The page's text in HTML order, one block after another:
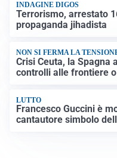
INDAGINE DIGOS
Terrorismo, arrestato
propaganda jihadista
NON SI FERMA LA
Crisi Ceuta, la Spagna
controlli alle frontiere
LUTTO
Francesco Guccini è
cantautore simbolo